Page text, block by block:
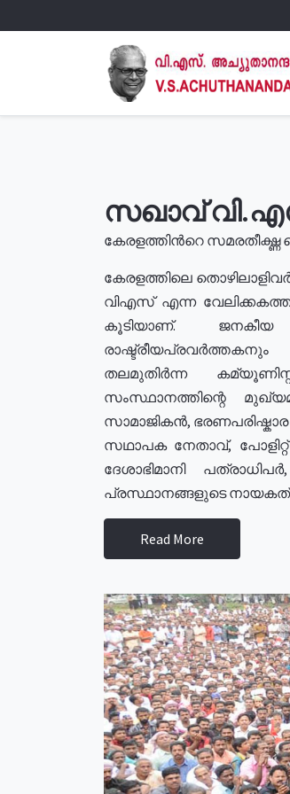
സഖാവ്
കേരളത്തിൻറെ
കേരളത്തിലെ
വിഎസ് എന്ന
കൂടിയാണ്.
രാഷ്ട്രീയപ്രവർത്തകനും
തലമുതിർന്ന
സംസ്ഥാനത്തിന്റെ
സാമാജികൻ,
സഥാപക നേതാവ്,
ദേശാഭിമാനി
പ്രസ്ഥാനങ്ങളുടെ
Read More